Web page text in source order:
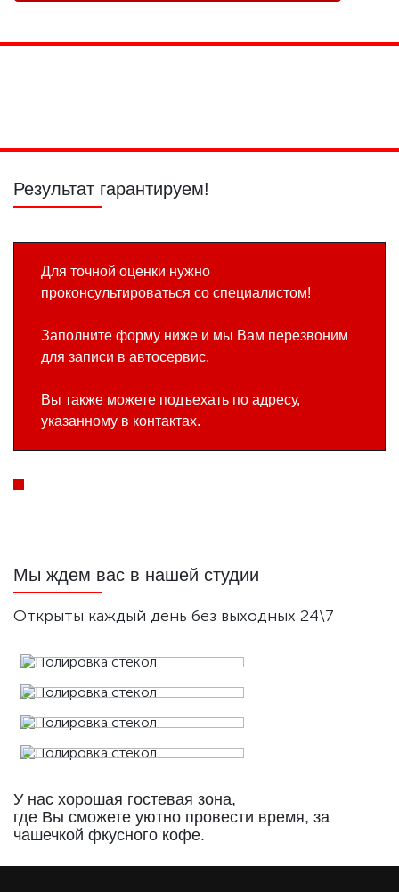
Результат гарантируем!
Для точной оценки нужно
проконсультироваться со специалистом!
Заполните форму ниже и мы Вам перезвоним
для записи в автосервис.
Вы также можете подъехать по адресу,
указанному в контактах.
Мы ждем вас в нашей студии
Открыты каждый день без выходных 24\7
У нас хорошая гостевая зона,
где Вы сможете уютно провести время, за
чашечкой фкусного кофе.